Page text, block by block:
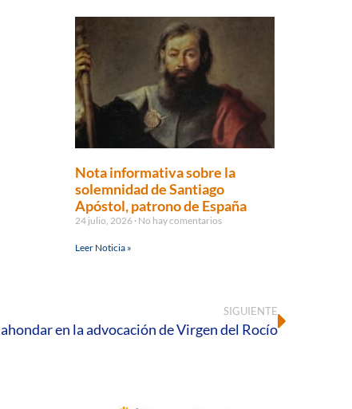
Nota informativa sobre la
solemnidad de Santiago
Apóstol, patrono de España
24 julio, 2026 No hay comentarios
Leer Noticia »
SIGUIENTE
en la advocación de Virgen del Rocío